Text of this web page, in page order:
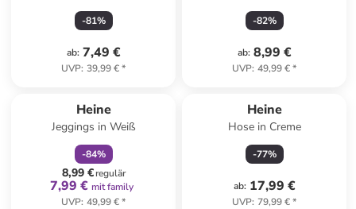
-81%
ab: 7,49 €
UVP: 39,99 €*
-82%
ab: 8,99 €
UVP: 49,99 €*
Heine
Jeggings in Weiß
-84%
8,99 €regulär
7,99 € mit family
UVP: 49,99 €*
Heine
Hose in Creme
-77%
ab: 17,99 €
UVP: 79,99 €*